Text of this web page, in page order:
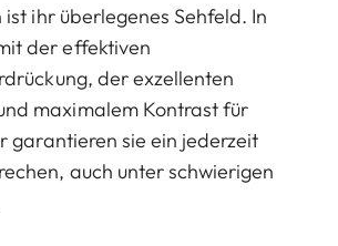
ihr überlegenes Sehfeld. In
der effektiven
der exzellenten
maximalem Kontrast für
garantieren sie ein jederzeit
auch unter schwierigen